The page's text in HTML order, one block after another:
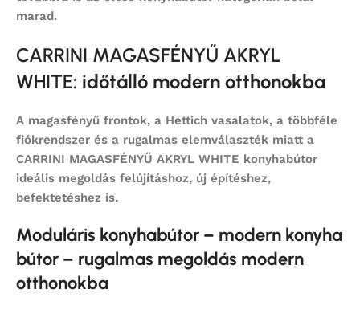
marad.
CARRINI MAGASFÉNYŰ AKRYL
WHITE: időtálló modern otthonokba
A magasfényű frontok, a Hettich vasalatok, a többféle
fiókrendszer és a rugalmas elemválaszték miatt a
CARRINI MAGASFÉNYŰ AKRYL WHITE konyhabútor
ideális megoldás felújításhoz, új építéshez,
befektetéshez is.
Moduláris konyhabútor – modern konyha
bútor – rugalmas megoldás modern
otthonokba